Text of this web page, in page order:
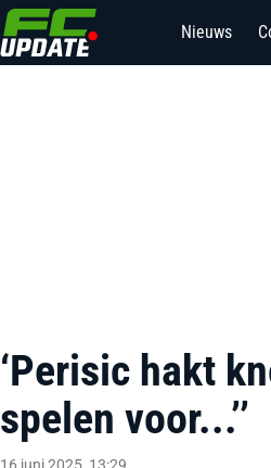
Nieuws
‘Perisic hakt
spelen voor...’’